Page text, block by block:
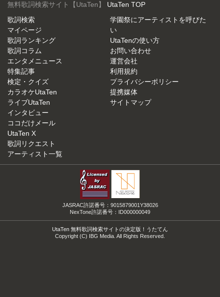
無料歌詞検索サイト【UtaTen】 UtaTen TOP
歌詞検索
マイページ
歌詞ランキング
歌詞コラム
エンタメニュース
特集記事
検定・クイズ
カラオケUtaTen
ライブUtaTen
インタビュー
ココだけメール
UtaTen X
歌詞リクエスト
アーティスト一覧
学園祭にアーティストを呼びた
い
UtaTenの使い方
お問い合わせ
運営会社
利用規約
プライバシーポリシー
提携媒体
サイトマップ
JASRAC許諾番号：9015879001Y38026
NexTone許諾番号：ID000000049
UtaTen 無料歌詞検索サイトの決定版！うたてん
Copyright (C) IBG Media. All Rights Reserved.